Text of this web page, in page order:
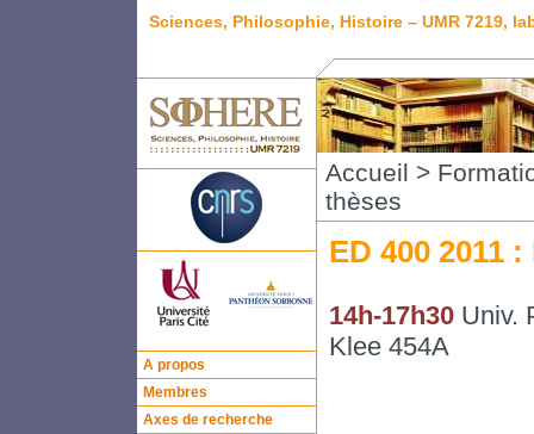
Sciences, Philosophie, Histoire – UMR 7219,
A propos
Membres
Axes de recherche
Accueil >
thèses
ED 400 2011
14h-17h30Univ.
Klee 454A